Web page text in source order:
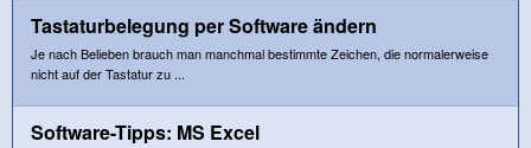
Tastaturbelegung per Software ändern
Je nach Belieben brauch man manchmal bestimmte Zeichen, die normalerweise
nicht auf der Tastatur zu ...
Software-Tipps: MS Excel